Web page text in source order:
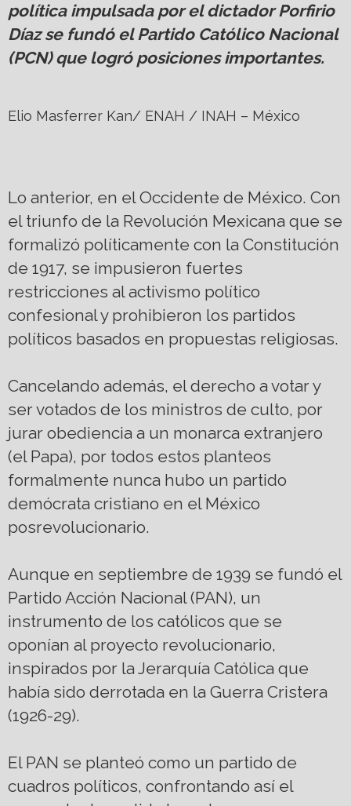
política impulsada por el dictador Porfirio
Díaz se fundó el Partido Católico Nacional
(PCN) que logró posiciones importantes.
Elio Masferrer Kan/ ENAH / INAH – México
Lo anterior, en el Occidente de México. Con
el triunfo de la Revolución Mexicana que se
formalizó políticamente con la Constitución
de 1917, se impusieron fuertes
restricciones al activismo político
confesional y prohibieron los partidos
políticos basados en propuestas religiosas.
Cancelando además, el derecho a votar y
ser votados de los ministros de culto, por
jurar obediencia a un monarca extranjero
(el Papa), por todos estos planteos
formalmente nunca hubo un partido
demócrata cristiano en el México
posrevolucionario.
Aunque en septiembre de 1939 se fundó el
Partido Acción Nacional (PAN), un
instrumento de los católicos que se
oponían al proyecto revolucionario,
inspirados por la Jerarquía Católica que
había sido derrotada en la Guerra Cristera
(1926-29).
El PAN se planteó como un partido de
cuadros políticos, confrontando así el